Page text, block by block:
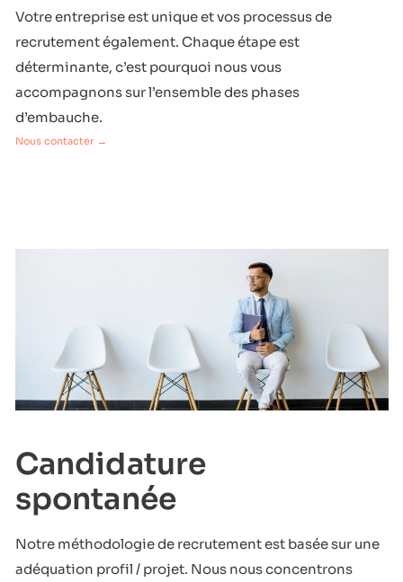
Votre entreprise est unique et vos processus de
recrutement également. Chaque étape est
déterminante, c’est pourquoi nous vous
accompagnons sur l’ensemble des phases
d’embauche.
Nous contacter →
Candidature
spontanée
Notre méthodologie de recrutement est basée sur une
adéquation profil / projet. Nous nous concentrons